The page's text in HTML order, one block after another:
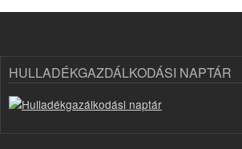
HULLADÉKGAZDÁLKODÁSI NAPTÁR